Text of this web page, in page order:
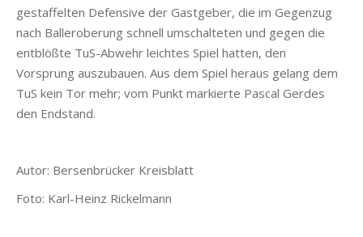
gestaffelten Defensive der Gastgeber, die im Gegenzug
nach Balleroberung schnell umschalteten und gegen die
entblößte TuS-Abwehr leichtes Spiel hatten, den
Vorsprung auszubauen. Aus dem Spiel heraus gelang dem
TuS kein Tor mehr; vom Punkt markierte Pascal Gerdes
den Endstand.
Autor: Bersenbrücker Kreisblatt
Foto: Karl-Heinz Rickelmann